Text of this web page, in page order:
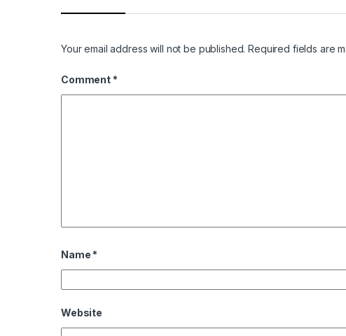
Your email address will not be published. Required fields are
Comment *
Name *
Website